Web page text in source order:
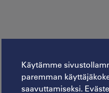
Käytämme
paremman
saavuttamiseksi.